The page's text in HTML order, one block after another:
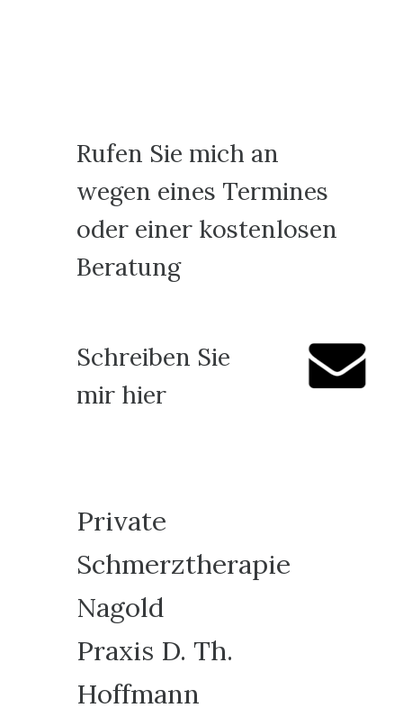
Rufen Sie mich an
wegen eines Termines
oder einer kostenlosen
Beratung
Schreiben Sie
mir hier
Private
Schmerztherapie
Nagold
Praxis D. Th.
Hoffmann